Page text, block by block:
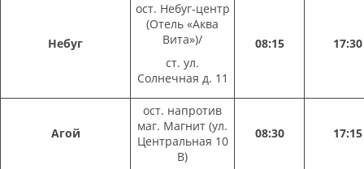
Небуг
ост. Небуг-центр
(Отель «Аква
Вита»)/
ст. ул.
Солнечная д. 11
08:15 17:30
Агой
ост. напротив
маг. Магнит (ул.
Центральная 10
В)
08:30 17:15